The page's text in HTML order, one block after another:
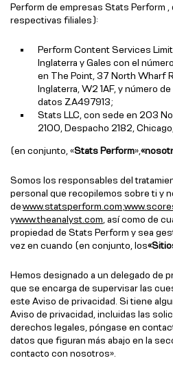
Perform de empresas Stats Perform
respectivas filiales):
Perform Content Services
Inglaterra y Gales con el
en The Point, 37 North Wharf
Inglaterra, W2 1AF, y número
datos ZA497913;
Stats LLC, con sede en 203
2100, Despacho 2182,
(en conjunto, «Stats Perform»,
Somos los responsables del
personal que recopilemos sobre ti y
de:www.statsperform.com;
ywww.theanalyst.com , así como de
propiedad de Stats Perform y sea
vez en cuando (en conjunto, los
Hemos designado a un delegado de
que se encarga de supervisar las
este Aviso de privacidad. Si tiene
Aviso de privacidad, incluidas las
derechos legales, póngase en
datos que figuran más abajo en la
contacto con nosotros».